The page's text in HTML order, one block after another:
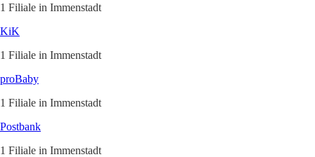
1 Filiale in Immenstadt
KiK
1 Filiale in Immenstadt
proBaby
1 Filiale in Immenstadt
Postbank
1 Filiale in Immenstadt